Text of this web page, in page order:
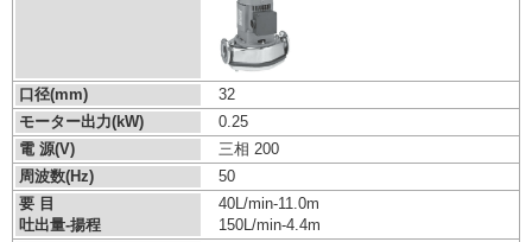
口径(mm)
32
モーター出力(kW)
0.25
電 源(V)
三相 200
周波数(Hz)
50
要 目
吐出量-揚程
40L/min-11.0m
150L/min-4.4m